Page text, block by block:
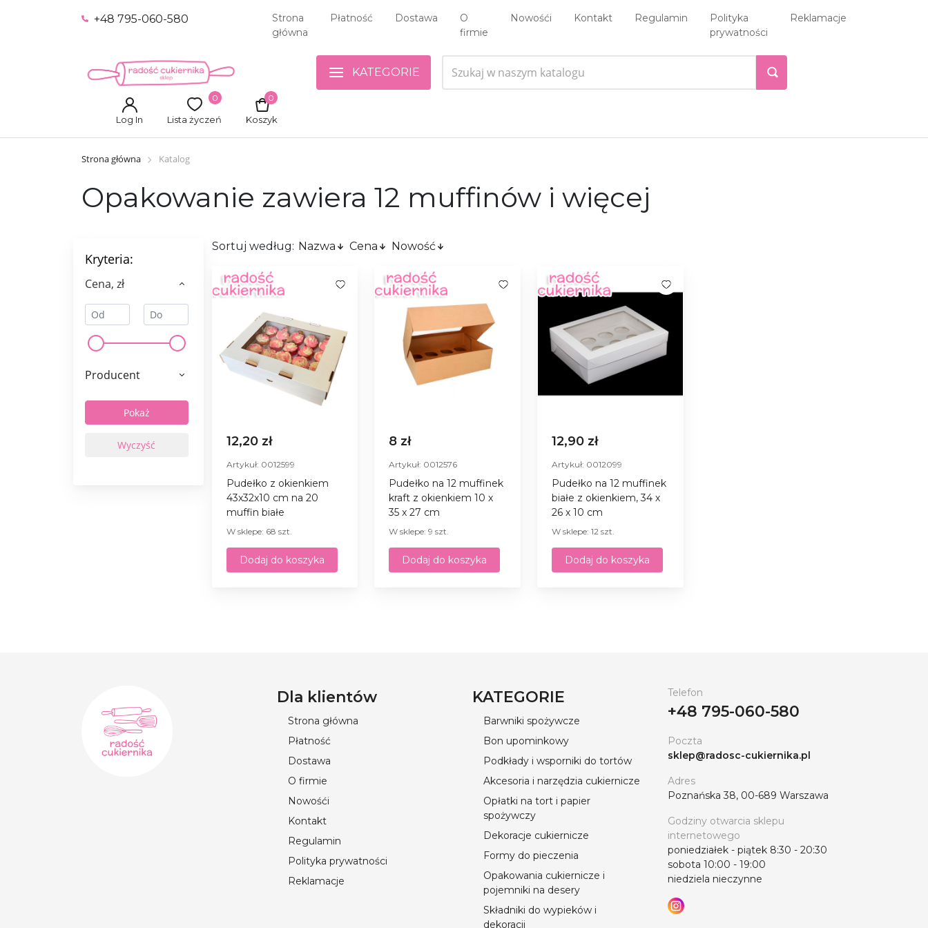
+48 795-060-580
Strona
główna
Płatność Dostawa
O
firmie
Nowośći Kontakt Regulamin
Polityka
prywatności
Reklamacje
Log In Lista życzeń
0
Koszyk
0
KATEGORIE
Strona główna Katalog
Opakowanie zawiera 12 muffinów i więcej
Kryteria:
Сena, zł
Producent
Sortuj według: Nazwa Cena Nowość
12,20 zł
Artykuł: 0012599
Pudełko z okienkiem
43x32x10 cm na 20
muffin białe
W sklepe: 68 szt.
Dodaj do koszyka
8 zł
Artykuł: 0012576
Pudełko na 12 muffinek
kraft z okienkiem 10 x
35 x 27 cm
W sklepe: 9 szt.
Dodaj do koszyka
12,90 zł
Artykuł: 0012099
Pudełko na 12 muffinek
białe z okienkiem, 34 х
26 х 10 cm
W sklepe: 12 szt.
Dodaj do koszyka
Dla klientów
Strona główna
Płatność
Dostawa
O firmie
Nowośći
Kontakt
Regulamin
Polityka prywatności
Reklamacje
KATEGORIE
Barwniki spożywcze
Bon upominkowy
Podkłady i wsporniki do tortów
Akcesoria i narzędzia cukiernicze
Opłatki na tort i papier
spożywczy
Dekoracje cukiernicze
Formy do pieczenia
Opakowania cukiernicze i
pojemniki na desery
Składniki do wypieków i
dekoracji
Telefon
+48 795-060-580
Poczta
sklep@radosc-cukiernika.pl
Adres
Poznańska 38, 00-689 Warszawa
Godziny otwarcia sklepu
internetowego
poniedziałek - piątek 8:30 - 20:30
sobota 10:00 - 19:00
niedziela nieczynne